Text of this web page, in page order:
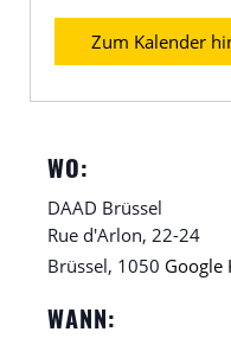
Zum Kalender
WO:
DAAD Brüssel
Rue d'Arlon, 22-24
Brüssel, 1050 Google
WANN: